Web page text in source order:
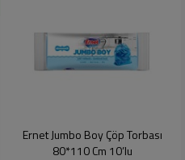
Ernet Jumbo Boy Çöp Torbası
80*110 Cm 10’lu